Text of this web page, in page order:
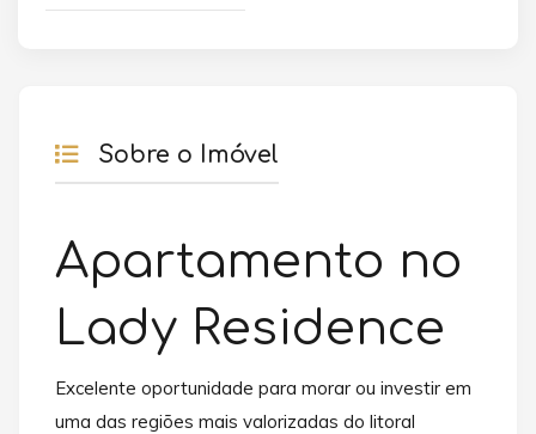
Sobre o Imóvel
Apartamento no
Lady Residence
Excelente oportunidade para morar ou investir em
uma das regiões mais valorizadas do litoral